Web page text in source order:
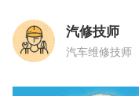
汽修技师
汽车维修技师